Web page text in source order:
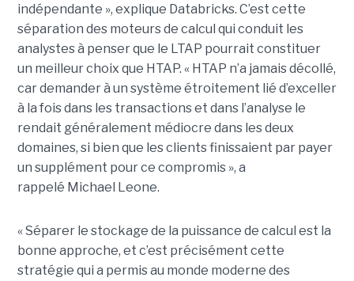
indépendante », explique Databricks. C’est cette
séparation des moteurs de calcul qui conduit les
analystes à penser que le LTAP pourrait constituer
un meilleur choix que HTAP. « HTAP n’a jamais décollé,
car demander à un système étroitement lié d’exceller
à la fois dans les transactions et dans l’analyse le
rendait généralement médiocre dans les deux
domaines, si bien que les clients finissaient par payer
un supplément pour ce compromis », a
rappelé Michael Leone.
« Séparer le stockage de la puissance de calcul est la
bonne approche, et c’est précisément cette
stratégie qui a permis au monde moderne des